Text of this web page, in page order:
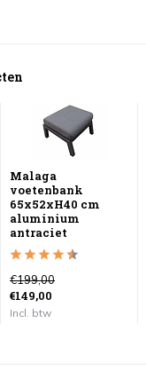
Malaga
voetenbank
65x52xH40 cm
aluminium
antraciet
€199,00
€149,00
Incl. btw